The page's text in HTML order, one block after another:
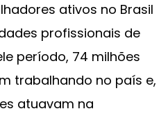
ativos no Brasil
profissionais de
período, 74 milhões
trabalhando no país e,
atuavam na